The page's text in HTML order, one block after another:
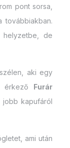
pont sorsa,
továbbiakban.
de
aki egy
érkező Furár
kapufáról
ami után